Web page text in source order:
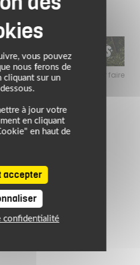
profitez de l’ambiance estivale
plans sur l’équipement motard !
vous pouvez
nous ferons de
cliquant sur un
à jour votre
en cliquant
en haut de
accepter
confidentialité